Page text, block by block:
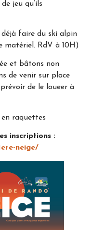
jeu qu’ils
déjà faire du ski alpin
matériel. RdV à 10H)
et bâtons non
de venir sur place
de le loueer à
raquettes
inscriptions :
neige/